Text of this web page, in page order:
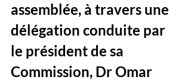
assemblée, à travers une
délégation conduite par
le président de sa
Commission, Dr Omar